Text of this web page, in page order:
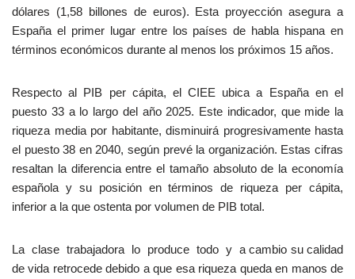
dólares (1,58 billones de euros). Esta proyección asegura a
España el primer lugar entre los países de habla hispana en
términos económicos durante al menos los próximos 15 años.
Respecto al PIB per cápita, el CIEE ubica a España en el
puesto 33 a lo largo del año 2025. Este indicador, que mide la
riqueza media por habitante, disminuirá progresivamente hasta
el puesto 38 en 2040, según prevé la organización. Estas cifras
resaltan la diferencia entre el tamaño absoluto de la economía
española y su posición en términos de riqueza per cápita,
inferior a la que ostenta por volumen de PIB total.
La clase trabajadora lo produce todo y a cambio su calidad
de vida retrocede debido a que esa riqueza queda en manos de